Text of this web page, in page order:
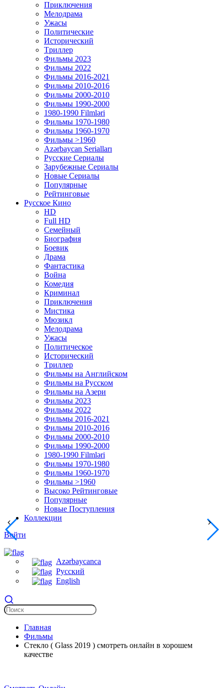
Приключения
Мелодрама
Ужасы
Политические
Исторический
Tриллер
Фильмы 2023
Фильмы 2022
Фильмы 2016-2021
Фильмы 2010-2016
Фильмы 2000-2010
Фильмы 1990-2000
1980-1990 Filmləri
Фильмы 1970-1980
Фильмы 1960-1970
Фильмы >1960
Azərbaycan Serialları
Русские Сериалы
Зарубежные Сериалы
Новые Сериалы
Популярные
Рейтинговые
Русское Кино
HD
Full HD
Семейный
Биография
Боевик
Драма
Фантастика
Война
Комедия
Криминал
Приключения
Мистика
Мюзикл
Мелодрама
Ужасы
Политическое
Исторический
Tриллер
Фильмы на Английском
Фильмы на Русском
Фильмы на Азери
Фильмы 2023
Фильмы 2022
Фильмы 2016-2021
Фильмы 2010-2016
Фильмы 2000-2010
Фильмы 1990-2000
1980-1990 Filmləri
Фильмы 1970-1980
Фильмы 1960-1970
Фильмы >1960
Высоко Рейтинговые
Популярные
Новые Поступления
Коллекции
Войти
Azərbaycanca
Русский
English
Главная
Фильмы
Стекло ( Glass 2019 ) смотреть онлайн в хорошем
качестве